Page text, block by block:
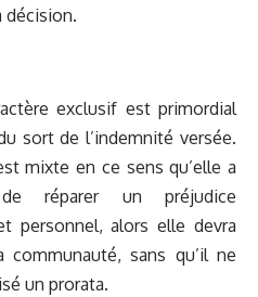
décision.
exclusif est primordial
sort de l’indemnité versée.
mixte en ce sens qu’elle a
réparer un préjudice
personnel, alors elle devra
communauté, sans qu’il ne
un prorata.